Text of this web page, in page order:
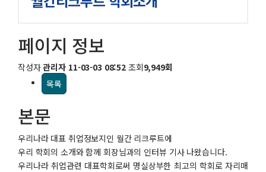
페이지 정보
작성자관리자 11-03-03 08:52조회9,949회
목록
본문
우리나라 대표 취업정보지인 월간 리크루트에
우리 학회의 소개와 함께 회장님과의 인터뷰 기사 나왔습니다.
우리나라 취업관련 대표학회로써 명실상부한 최고의 학회로 자리매